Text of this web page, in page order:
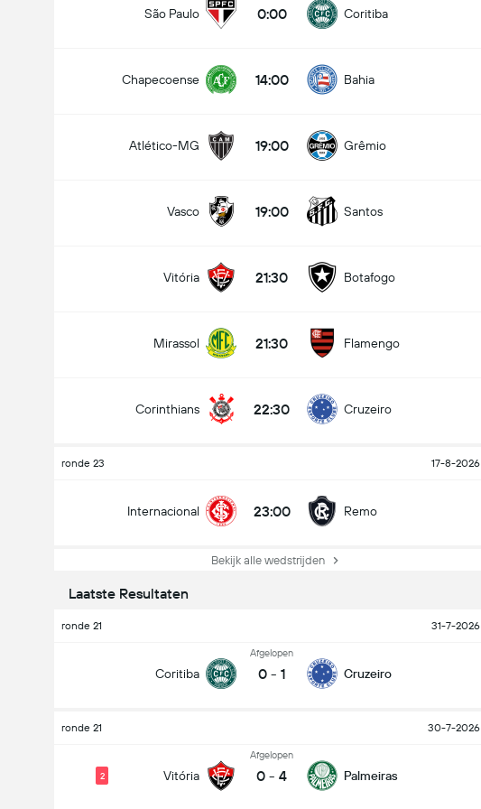
São Paulo 0:00 Coritiba
Chapecoense 14:00 Bahia
Atlético-MG 19:00 Grêmio
Vasco 19:00 Santos
Vitória 21:30 Botafogo
Mirassol 21:30 Flamengo
Corinthians 22:30 Cruzeiro
ronde 23 17-8-2026
Internacional 23:00 Remo
Bekijk alle wedstrijden
Laatste Resultaten
ronde 21 31-7-2026
Coritiba
Afgelopen
0 - 1 Cruzeiro
ronde 21 30-7-2026
Vitória
2
Afgelopen
0 - 4 Palmeiras
- Meer dan/minder dan (2.5)
Totaal aantal stemmen 913